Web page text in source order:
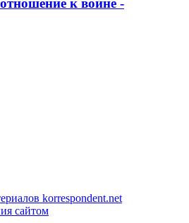
к войне -
korrespondent.net
сайтом